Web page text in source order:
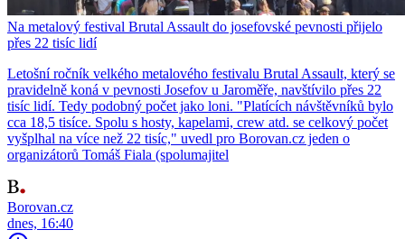
Na metalový festival Brutal Assault do josefovské pevnosti přijelo
přes 22 tisíc lidí
Letošní ročník velkého metalového festivalu Brutal Assault, který se
pravidelně koná v pevnosti Josefov u Jaroměře, navštívilo přes 22
tisíc lidí. Tedy podobný počet jako loni. "Platících návštěvníků bylo
cca 18,5 tisíce. Spolu s hosty, kapelami, crew atd. se celkový počet
vyšplhal na více než 22 tisíc," uvedl pro Borovan.cz jeden o
organizátorů Tomáš Fiala (spolumajitel
Borovan.cz
dnes, 16:40